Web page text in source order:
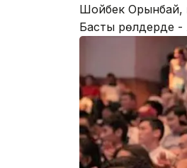
Шойбек Орынбай,
Басты рөлдерде -